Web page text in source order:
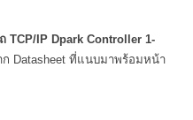
TCP/IP Dpark Controller 1-
Datasheet ที่แนบมาพร้อมหน้า